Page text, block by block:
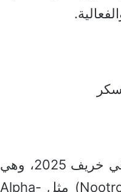
تستعد Rebel لإطلاق مجموعة جديدة من المنتجات في خريف 2025، وهي
عبارة عن أكياس طاقة مدعّمة بمركّبات ذكية (Nootropics) مثل Alpha-